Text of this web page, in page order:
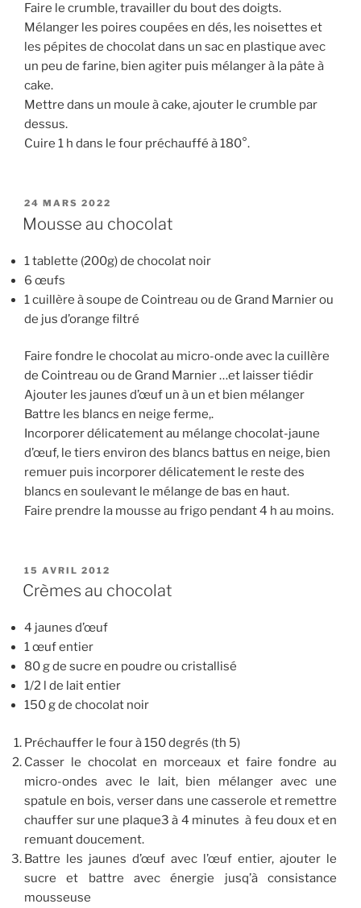
Faire le crumble, travailler du bout des doigts.
Mélanger les poires coupées en dés, les noisettes et
les pépites de chocolat dans un sac en plastique avec
un peu de farine, bien agiter puis mélanger à la pâte à
cake.
Mettre dans un moule à cake, ajouter le crumble par
dessus.
Cuire 1 h dans le four préchauffé à 180°.
PUBLIÉ
LE
24 MARS 2022
Mousse au chocolat
1 tablette (200g) de chocolat noir
6 œufs
1 cuillère à soupe de Cointreau ou de Grand Marnier ou
de jus d’orange filtré
Faire fondre le chocolat au micro-onde avec la cuillère
de Cointreau ou de Grand Marnier …et laisser tiédir
Ajouter les jaunes d’œuf un à un et bien mélanger
Battre les blancs en neige ferme,.
Incorporer délicatement au mélange chocolat-jaune
d’œuf, le tiers environ des blancs battus en neige, bien
remuer puis incorporer délicatement le reste des
blancs en soulevant le mélange de bas en haut.
Faire prendre la mousse au frigo pendant 4 h au moins.
PUBLIÉ
LE
15 AVRIL 2012
Crèmes au chocolat
4 jaunes d’œuf
1 œuf entier
80 g de sucre en poudre ou cristallisé
1/2 l de lait entier
150 g de chocolat noir
Préchauffer le four à 150 degrés (th 5)
Casser le chocolat en morceaux et faire fondre au
micro-ondes avec le lait, bien mélanger avec une
spatule en bois, verser dans une casserole et remettre
chauffer sur une plaque3 à 4 minutes à feu doux et en
remuant doucement.
Battre les jaunes d’œuf avec l’œuf entier, ajouter le
sucre et battre avec énergie jusq’à consistance
mousseuse